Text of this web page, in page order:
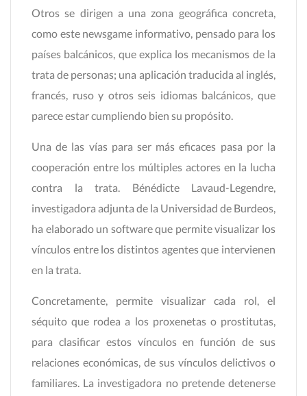
Otros se dirigen a una zona geográfica concreta,
como este newsgame informativo, pensado para los
países balcánicos, que explica los mecanismos de la
trata de personas; una aplicación traducida al inglés,
francés, ruso y otros seis idiomas balcánicos, que
parece estar cumpliendo bien su propósito.
Una de las vías para ser más eficaces pasa por la
cooperación entre los múltiples actores en la lucha
contra la trata. Bénédicte Lavaud-Legendre,
investigadora adjunta de la Universidad de Burdeos,
ha elaborado un software que permite visualizar los
vínculos entre los distintos agentes que intervienen
en la trata.
Concretamente, permite visualizar cada rol, el
séquito que rodea a los proxenetas o prostitutas,
para clasificar estos vínculos en función de sus
relaciones económicas, de sus vínculos delictivos o
familiares. La investigadora no pretende detenerse